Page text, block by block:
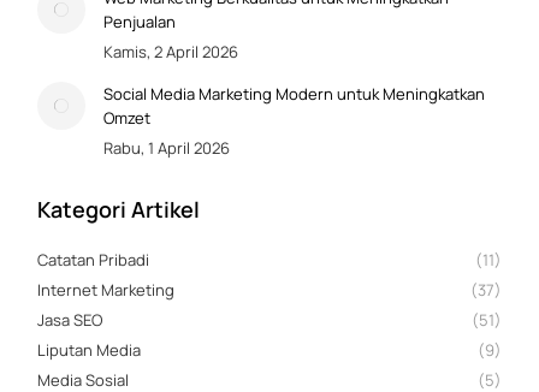
Penjualan
Kamis, 2 April 2026
Social Media Marketing Modern untuk Meningkatkan
Omzet
Rabu, 1 April 2026
Kategori Artikel
Catatan Pribadi
(11)
Internet Marketing
(37)
Jasa SEO
(51)
Liputan Media
(9)
Media Sosial
(5)